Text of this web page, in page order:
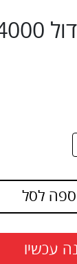
לסל
עכשיו